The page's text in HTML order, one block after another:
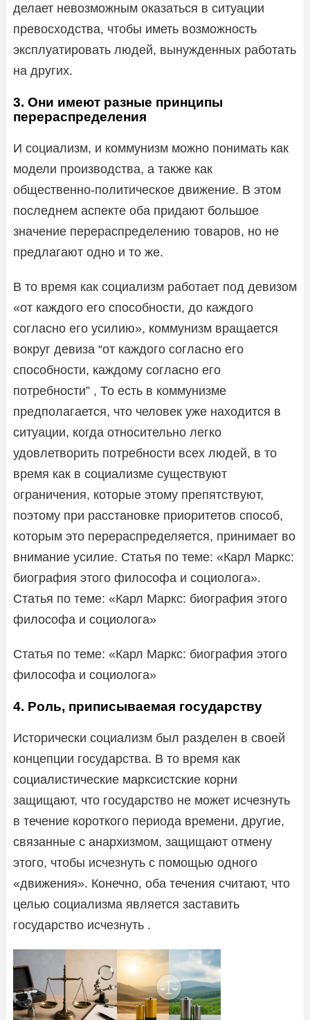
делает невозможным оказаться в ситуации
превосходства, чтобы иметь возможность
эксплуатировать людей, вынужденных работать
на других.
3. Они имеют разные принципы
перераспределения
И социализм, и коммунизм можно понимать как
модели производства, а также как
общественно-политическое движение. В этом
последнем аспекте оба придают большое
значение перераспределению товаров, но не
предлагают одно и то же.
В то время как социализм работает под девизом
«от каждого его способности, до каждого
согласно его усилию», коммунизм вращается
вокруг девиза “от каждого согласно его
способности, каждому согласно его
потребности” , То есть в коммунизме
предполагается, что человек уже находится в
ситуации, когда относительно легко
удовлетворить потребности всех людей, в то
время как в социализме существуют
ограничения, которые этому препятствуют,
поэтому при расстановке приоритетов способ,
которым это перераспределяется, принимает во
внимание усилие. Статья по теме: «Карл Маркс:
биография этого философа и социолога».
Статья по теме: «Карл Маркс: биография этого
философа и социолога»
Статья по теме: «Карл Маркс: биография этого
философа и социолога»
4. Роль, приписываемая государству
Исторически социализм был разделен в своей
концепции государства. В то время как
социалистические марксистские корни
защищают, что государство не может исчезнуть
в течение короткого периода времени, другие,
связанные с анархизмом, защищают отмену
этого, чтобы исчезнуть с помощью одного
«движения». Конечно, оба течения считают, что
целью социализма является заставить
государство исчезнуть .